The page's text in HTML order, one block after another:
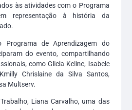
às atividades com o Programa
representação à história da
Programa de Aprendizagem do
do evento, compartilhando
como Glicia Keline, Isabele
Chrislaine da Silva Santos,
Multserv.
Liana Carvalho, uma das